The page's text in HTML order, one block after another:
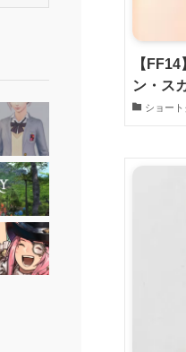
【
ン・ス
ショー